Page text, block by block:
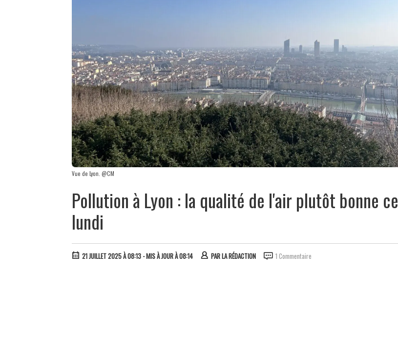
Vue de Lyon. @CM
Pollution à Lyon : la qualité de l'air plutôt bonne ce
lundi
21 JUILLET 2025 À 08:13 - MIS À JOUR À 08:14 PARLA RÉDACTION 1 Commentaire